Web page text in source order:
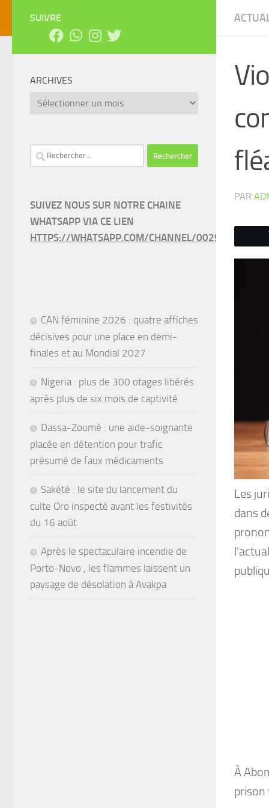
PAR
Les
dans
À
prison
SUIVRE
ARCHIVES
Archives
Rechercher :
SUIVEZ NOUS SUR NOTRE CHAINE
WHATSAPP VIA CE LIEN
HTTPS://WHATSAPP.COM/CHANNEL/
CAN féminine 2026 : quatre affiches
décisives pour une place en demi-
finales et au Mondial 2027
Nigeria : plus de 300 otages libérés
après plus de six mois de captivité
Dassa-Zoumè : une aide-soignante
placée en détention pour trafic
présumé de faux médicaments
Sakété : le site du lancement du
culte Oro inspecté avant les festivités
du 16 août
Après le spectaculaire incendie de
Porto-Novo , les flammes laissent un
paysage de désolation à Avakpa